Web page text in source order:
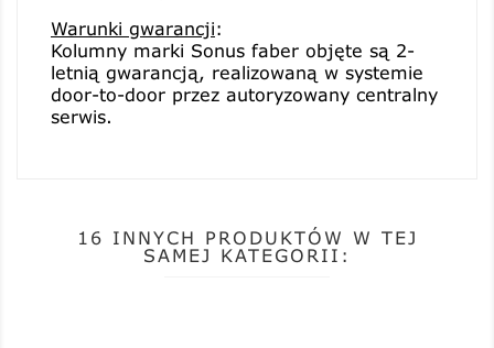
Warunki gwarancji:
Kolumny marki Sonus faber objęte są 2-
letnią gwarancją, realizowaną w systemie
door-to-door przez autoryzowany centralny
serwis.
16 INNYCH PRODUKTÓW W TEJ
SAMEJ KATEGORII: